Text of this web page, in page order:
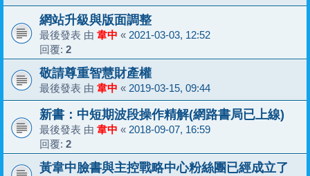
網站升級與版面調整
最後發表 由 韋中 « 2021-03-03, 12:52
回覆: 2
敬請尊重智慧財產權
最後發表 由 韋中 « 2019-03-15, 09:44
新書：中短期波段操作精解(網路書局已上線)
最後發表 由 韋中 « 2018-09-07, 16:59
回覆: 2
黃韋中臉書與主控戰略中心粉絲團已經成立了